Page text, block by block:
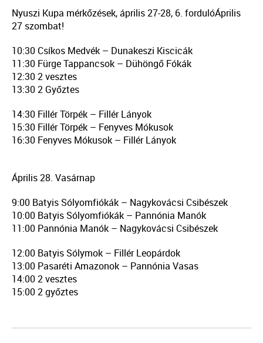
Nyuszi Kupa mérkőzések, április 27-28, 6. fordulóÁprilis
27 szombat!
10:30 Csíkos Medvék – Dunakeszi Kiscicák
11:30 Fürge Tappancsok – Dühöngő Fókák
12:30 2 vesztes
13:30 2 Győztes
14:30 Fillér Törpék – Fillér Lányok
15:30 Fillér Törpék – Fenyves Mókusok
16:30 Fenyves Mókusok – Fillér Lányok
Április 28. Vasárnap
9:00 Batyis Sólyomfiókák – Nagykovácsi Csibészek
10:00 Batyis Sólyomfiókák – Pannónia Manók
11:00 Pannónia Manók – Nagykovácsi Csibészek
12:00 Batyis Sólymok – Fillér Leopárdok
13:00 Pasaréti Amazonok – Pannónia Vasas
14:00 2 vesztes
15:00 2 győztes